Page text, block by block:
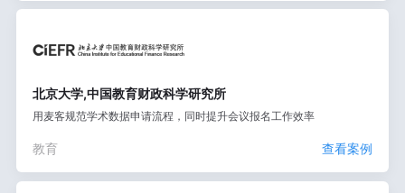
北京大学,中国教育财政科学研究所
用麦客规范学术数据申请流程，同时提升会议报名工作效率
教育 查看案例